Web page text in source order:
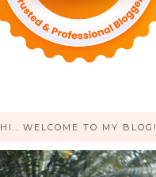
HI.. WELCOME TO MY BLOG!